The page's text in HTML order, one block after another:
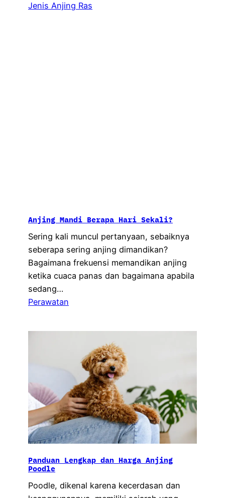
Jenis Anjing Ras
Anjing Mandi Berapa Hari Sekali?
Sering kali muncul pertanyaan, sebaiknya
seberapa sering anjing dimandikan?
Bagaimana frekuensi memandikan anjing
ketika cuaca panas dan bagaimana apabila
sedang…
Perawatan
Panduan Lengkap dan Harga Anjing
Poodle
Poodle, dikenal karena kecerdasan dan